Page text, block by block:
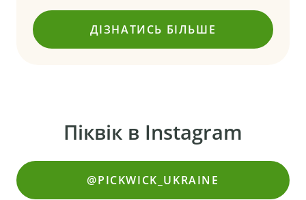
ДІЗНАТИСЬ БІЛЬШЕ
(ЯК ВИ ГОТУЄТЕ
Піквік в Instagram
@PICKWICK_UKRAINE